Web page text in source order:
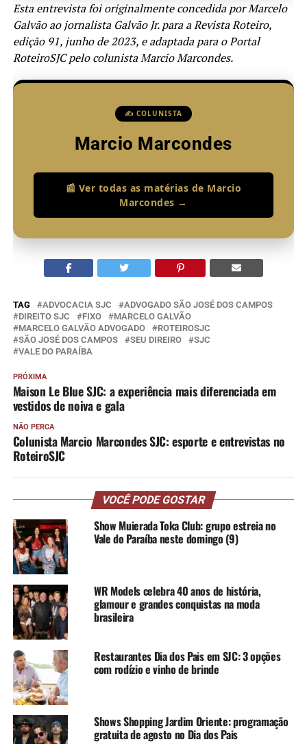
Esta entrevista foi originalmente concedida por Marcelo
Galvão ao jornalista Galvão Jr. para a Revista Roteiro,
edição 91, junho de 2023, e adaptada para o Portal
RoteiroSJC pelo colunista Marcio Marcondes.
✍️ COLUNISTA
Marcio Marcondes
📰 Ver todas as matérias de Marcio
Marcondes →
TAG ADVOCACIA SJC
ADVOGADO SÃO JOSÉ DOS CAMPOS
DIREITO SJC
FIXO
MARCELO GALVÃO
MARCELO GALVÃO ADVOGADO
ROTEIROSJC
SÃO JOSÉ DOS CAMPOS
SEU DIREIRO
SJC
VALE DO PARAÍBA
PRÓXIMA
Maison Le Blue SJC: a experiência mais diferenciada em
vestidos de noiva e gala
NÃO PERCA
Colunista Marcio Marcondes SJC: esporte e entrevistas no
RoteiroSJC
VOCÊ PODE GOSTAR
Show Muierada Toka Club: grupo estreia no
Vale do Paraíba neste domingo (9)
WR Models celebra 40 anos de história,
glamour e grandes conquistas na moda
brasileira
Restaurantes Dia dos Pais em SJC: 3 opções
com rodízio e vinho de brinde
Shows Shopping Jardim Oriente: programação
gratuita de agosto no Dia dos Pais